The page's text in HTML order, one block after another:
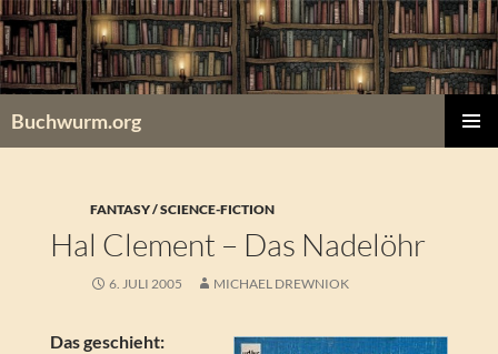
Zum
Inhalt
springen
Buchwurm.org
FANTASY / SCIENCE-FICTION
Hal Clement – Das Nadelöhr
6. JULI 2005 MICHAEL DREWNIOK
Das geschieht: